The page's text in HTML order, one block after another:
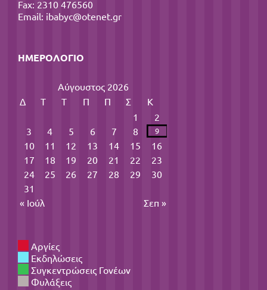
Fax: 2310 476560
Email: ibabyc@otenet.gr
ΗΜΕΡΟΛΌΓΙΟ
Αύγουστος 2026
Δ
Τ Τ Π Π Σ
Κ
1
2
3
4 5 6 7 8 9
10 11 12 13 14 15
16
17
18 19 20 21 22
23
24
25 26 27 28 29
30
31
« Ιούλ
Σεπ »
Αργίες
Εκδηλώσεις
Συγκεντρώσεις Γονέων
Φυλάξεις